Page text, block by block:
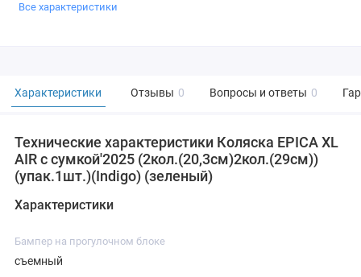
Все характеристики
Характеристики Отзывы 0 Вопросы и ответы 0
Технические характеристики Коляска EPICA XL
AIR с сумкой'2025 (2кол.(20,3см)2кол.(29см))
(упак.1шт.)(Indigo) (зеленый)
Характеристики
Бампер на прогулочном блоке
съемный